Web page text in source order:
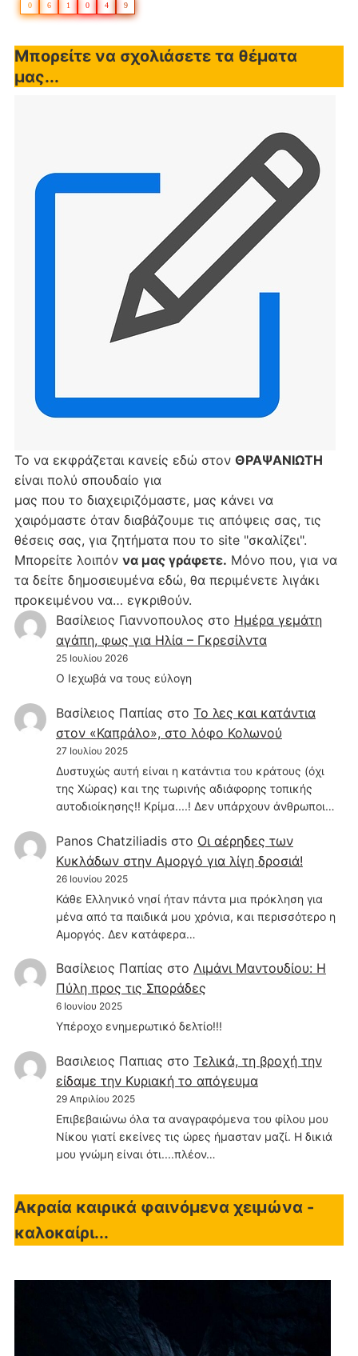
0 6 1 0 4 9
Μπορείτε να σχολιάσετε τα θέματα
μας...
Το να εκφράζεται κανείς εδώ στον ΘΡΑΨΑΝΙΩΤΗ
είναι πολύ σπουδαίο για
μας που το διαχειριζόμαστε, μας κάνει να
χαιρόμαστε όταν διαβάζουμε τις απόψεις σας, τις
θέσεις σας, για ζητήματα που το site "σκαλίζει".
Μπορείτε λοιπόν να μας γράφετε. Μόνο που, για να
τα δείτε δημοσιευμένα εδώ, θα περιμένετε λιγάκι
προκειμένου να… εγκριθούν.
Βασίλειος Γιαννοπουλος στο Hμέρα γεμάτη
αγάπη, φως για Ηλία – Γκρεσίλντα
25 Ιουλίου 2026
Ο Ιεχωβά να τους εύλογη
Βασίλειος Παπίας στο Το λες και κατάντια
στον «Καπράλο», στο λόφο Κολωνού
27 Ιουλίου 2025
Δυστυχώς αυτή είναι η κατάντια του κράτους (όχι
της Χώρας) και της τωρινής αδιάφορης τοπικής
αυτοδιοίκησης!! Κρίμα....! Δεν υπάρχουν άνθρωποι…
Panos Chatziliadisστο Οι αέρηδες των
Κυκλάδων στην Αμοργό για λίγη δροσιά!
26 Ιουνίου 2025
Κάθε Ελληνικό νησί ήταν πάντα μια πρόκληση για
μένα από τα παιδικά μου χρόνια, και περισσότερο η
Αμοργός. Δεν κατάφερα…
Βασίλειος Παπίας στο Λιμάνι Μαντουδίου: Η
Πύλη προς τις Σποράδες
6 Ιουνίου 2025
Υπέροχο ενημερωτικό δελτίο!!!
Βασιλειος Παπιας στο Τελικά, τη βροχή την
είδαμε την Κυριακή το απόγευμα
29 Απριλίου 2025
Επιβεβαιώνω όλα τα αναγραφόμενα του φίλου μου
Νίκου γιατί εκείνες τις ώρες ήμασταν μαζί. Η δικιά
μου γνώμη είναι ότι....πλέον…
Ακραία καιρικά φαινόμενα χειμώνα -
καλοκαίρι...